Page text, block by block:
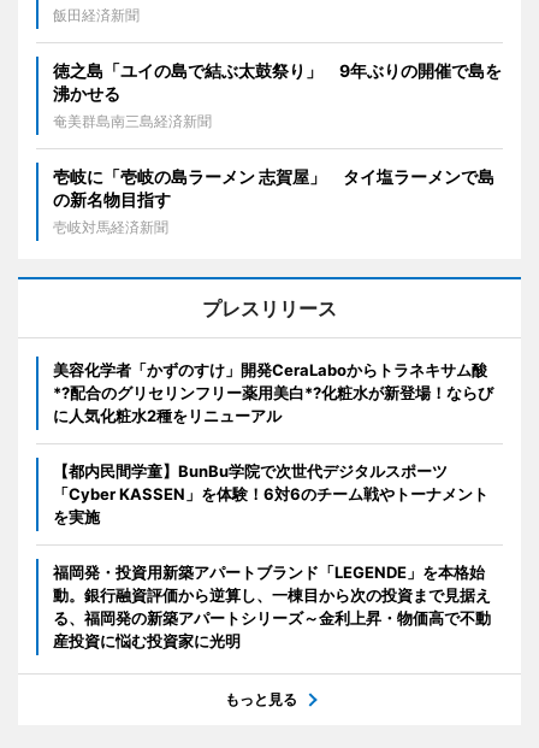
飯田経済新聞
徳之島「ユイの島で結ぶ太鼓祭り」 9年ぶりの開催で島を
沸かせる
奄美群島南三島経済新聞
壱岐に「壱岐の島ラーメン 志賀屋」 タイ塩ラーメンで島
の新名物目指す
壱岐対馬経済新聞
プレスリリース
美容化学者「かずのすけ」開発CeraLaboからトラネキサム酸
*?配合のグリセリンフリー薬用美白*?化粧水が新登場！ならび
に人気化粧水2種をリニューアル
【都内民間学童】BunBu学院で次世代デジタルスポーツ
「Cyber KASSEN」を体験！6対6のチーム戦やトーナメント
を実施
福岡発・投資用新築アパートブランド「LEGENDE」を本格始
動。銀行融資評価から逆算し、一棟目から次の投資まで見据え
る、福岡発の新築アパートシリーズ～金利上昇・物価高で不動
産投資に悩む投資家に光明
もっと見る